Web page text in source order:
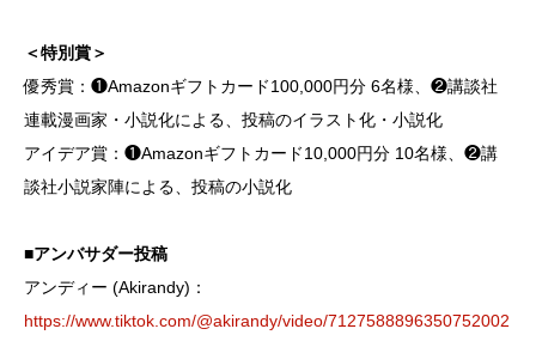
＜特別賞＞
優秀賞：❶Amazonギフトカード100,000円分 6名様、❷講談社
連載漫画家・小説化による、投稿のイラスト化・小説化
アイデア賞：❶Amazonギフトカード10,000円分 10名様、❷講
談社小説家陣による、投稿の小説化
■アンバサダー投稿
アンディー (Akirandy)：
https://www.tiktok.com/@akirandy/video/7127588896350752002